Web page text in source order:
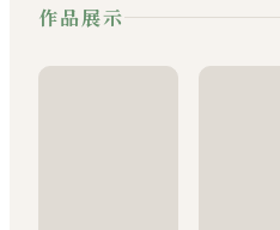
作品展示